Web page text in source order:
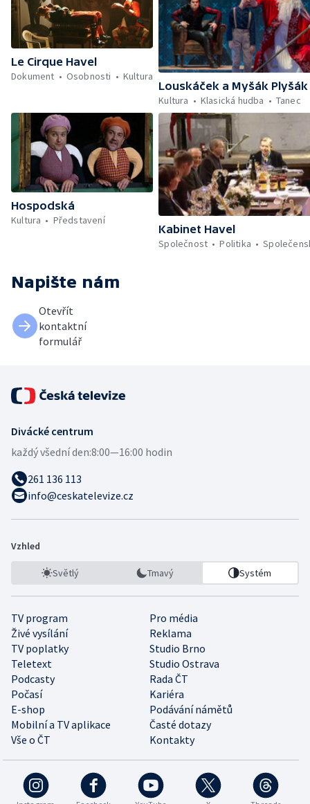
Le Cirque Havel
Dokument
Osobnosti Kultura
Louskáček a Myšák Plyšák
Kultura
Klasická hudba Tanec
Hospodská
Kultura
Představení
Kabinet Havel
Společnost
Politika
Napište nám
Otevřít
kontaktní
formulář
Divácké centrum
každý všední den:8:00—16:00 hodin
261 136 113
info@ceskatelevize.cz
Vzhled
Světlý Tmavý Systém
TV program
Pro média
Živé vysílání
Reklama
TV poplatky
Studio Brno
Teletext
Studio Ostrava
Podcasty
Rada ČT
Počasí
Kariéra
E-shop
Podávání námětů
Mobilní a TV aplikace
Časté dotazy
Vše o ČT
Kontakty